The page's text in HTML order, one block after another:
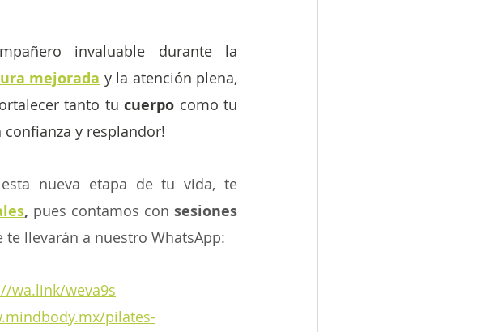
mejorada y la atención plena,
tanto tu cuerpo
y resplandor!
nueva etapa de tu vida, te
, pues contamos con sesiones
te llevarán a nuestro WhatsApp:
wa.link/weva9s
pilates-